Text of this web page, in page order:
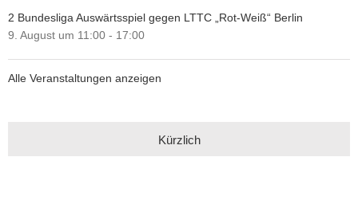
2 Bundesliga Auswärtsspiel gegen LTTC „Rot-Weiß“ Berlin
9. August um 11:00 - 17:00
Alle Veranstaltungen anzeigen
Kürzlich